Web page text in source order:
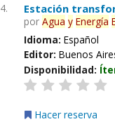
4. Estación
porAgua y Energía
Idioma:Español
Editor:Buenos
Disponibilidad:
Hacer reserva